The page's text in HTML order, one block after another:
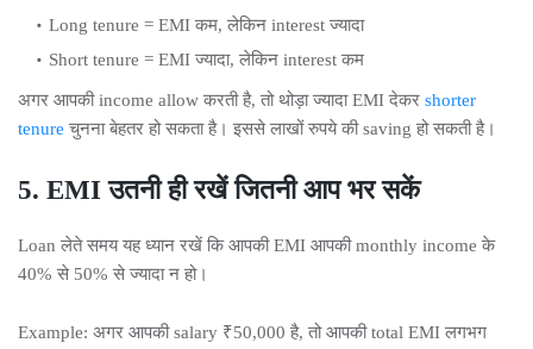
Long tenure = EMI कम, लेकिन interest ज्यादा
Short tenure = EMI ज्यादा, लेकिन interest कम
अगर आपकी income allow करती है, तो थोड़ा ज्यादा EMI देकर shorter
tenure चुनना बेहतर हो सकता है। इससे लाखों रुपये की saving हो सकती है।
5. EMI उतनी ही रखें जितनी आप भर सकें
Loan लेते समय यह ध्यान रखें कि आपकी EMI आपकी monthly income के
40% से 50% से ज्यादा न हो।
Example: अगर आपकी salary ₹50,000 है, तो आपकी total EMI लगभग